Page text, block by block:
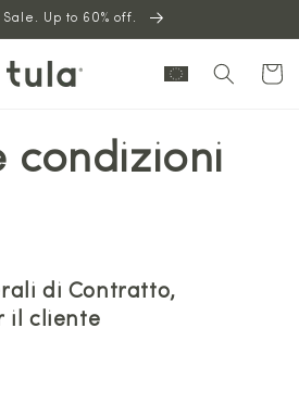
Up to 60% off.
Cart
condizioni
di Contratto,
il cliente